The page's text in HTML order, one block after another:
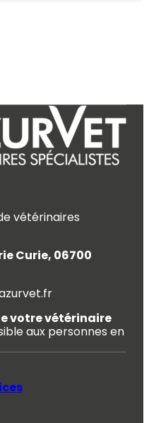
vétérinaires
Curie, 06700
votre vétérinaire
aux personnes en